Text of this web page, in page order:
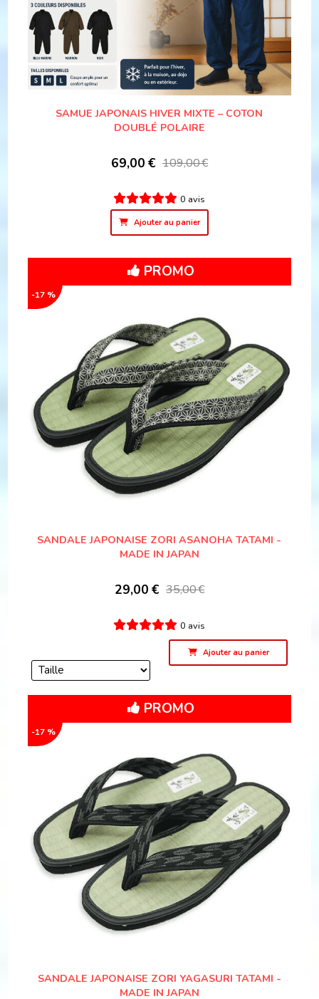
SAMUE JAPONAIS HIVER MIXTE – COTON
DOUBLÉ POLAIRE
69,00 € 109,00€
0 avis
Ajouter au panier
PROMO
-17 %
SANDALE JAPONAISE ZORI ASANOHA TATAMI -
MADE IN JAPAN
29,00 € 35,00€
0 avis
Ajouter au panier
PROMO
-17 %
SANDALE JAPONAISE ZORI YAGASURI TATAMI -
MADE IN JAPAN